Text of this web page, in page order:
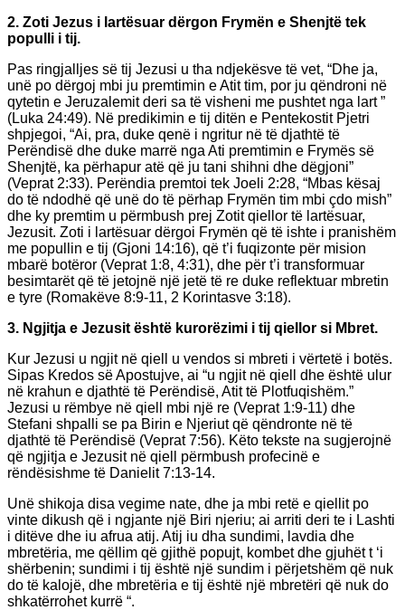
2. Zoti Jezus i lartësuar dërgon Frymën e Shenjtë tek
populli i tij.
Pas ringjalljes së tij Jezusi u tha ndjekësve të vet, “Dhe ja,
unë po dërgoj mbi ju premtimin e Atit tim, por ju qëndroni në
qytetin e Jeruzalemit deri sa të visheni me pushtet nga lart ”
(Luka 24:49). Në predikimin e tij ditën e Pentekostit Pjetri
shpjegoi, “Ai, pra, duke qenë i ngritur në të djathtë të
Perëndisë dhe duke marrë nga Ati premtimin e Frymës së
Shenjtë, ka përhapur atë që ju tani shihni dhe dëgjoni”
(Veprat 2:33). Perëndia premtoi tek Joeli 2:28, “Mbas kësaj
do të ndodhë që unë do të përhap Frymën tim mbi çdo mish”
dhe ky premtim u përmbush prej Zotit qiellor të lartësuar,
Jezusit. Zoti i lartësuar dërgoi Frymën që të ishte i pranishëm
me popullin e tij (Gjoni 14:16), që t’i fuqizonte për mision
mbarë botëror (Veprat 1:8, 4:31), dhe për t’i transformuar
besimtarët që të jetojnë një jetë të re duke reflektuar mbretin
e tyre (Romakëve 8:9-11, 2 Korintasve 3:18).
3. Ngjitja e Jezusit është kurorëzimi i tij qiellor si Mbret.
Kur Jezusi u ngjit në qiell u vendos si mbreti i vërtetë i botës.
Sipas Kredos së Apostujve, ai “u ngjit në qiell dhe është ulur
në krahun e djathtë të Perëndisë, Atit të Plotfuqishëm.”
Jezusi u rëmbye në qiell mbi një re (Veprat 1:9-11) dhe
Stefani shpalli se pa Birin e Njeriut që qëndronte në të
djathtë të Perëndisë (Veprat 7:56). Këto tekste na sugjerojnë
që ngjitja e Jezusit në qiell përmbush profecinë e
rëndësishme të Danielit 7:13-14.
Unë shikoja disa vegime nate, dhe ja mbi retë e qiellit po
vinte dikush që i ngjante një Biri njeriu; ai arriti deri te i Lashti
i ditëve dhe iu afrua atij. Atij iu dha sundimi, lavdia dhe
mbretëria, me qëllim që gjithë popujt, kombet dhe gjuhët t ‘i
shërbenin; sundimi i tij është një sundim i përjetshëm që nuk
do të kalojë, dhe mbretëria e tij është një mbretëri që nuk do
shkatërrohet kurrë “.